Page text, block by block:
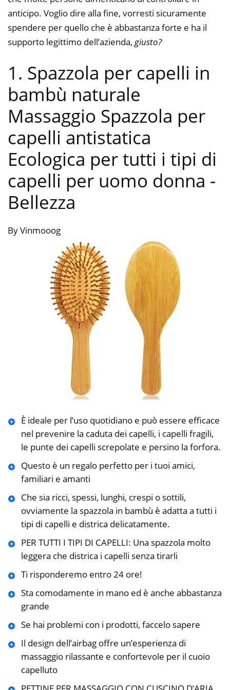
anticipo. Voglio dire alla fine, vorresti sicuramente
spendere per quello che è abbastanza forte e ha il
supporto legittimo dell’azienda, giusto?
1. Spazzola per capelli in
bambù naturale
Massaggio Spazzola per
capelli antistatica
Ecologica per tutti i tipi di
capelli per uomo donna -
Bellezza
By Vinmooog
È ideale per l’uso quotidiano e può essere efficace
nel prevenire la caduta dei capelli, i capelli fragili,
le punte dei capelli screpolate e persino la forfora.
Questo è un regalo perfetto per i tuoi amici,
familiari e amanti
Che sia ricci, spessi, lunghi, crespi o sottili,
ovviamente la spazzola in bambù è adatta a tutti i
tipi di capelli e districa delicatamente.
PER TUTTI I TIPI DI CAPELLI: Una spazzola molto
leggera che districa i capelli senza tirarli
Ti risponderemo entro 24 ore!
Sta comodamente in mano ed è anche abbastanza
grande
Se hai problemi con i prodotti, faccelo sapere
Il design dell’airbag offre un’esperienza di
massaggio rilassante e confortevole per il cuoio
capelluto